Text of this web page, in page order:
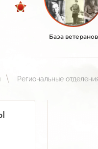
База ветеранов
Региональные